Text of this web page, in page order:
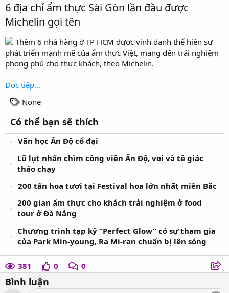
6 địa chỉ ẩm thực Sài Gòn lần đầu được
Michelin gọi tên
Thêm 6 nhà hàng ở TP HCM được vinh danh thể hiện sự
phát triển mạnh mẽ của ẩm thực Việt, mang đến trải nghiệm
phong phú cho thực khách, theo Michelin.
Đọc tiếp...
T
g
s
None
Có thể bạn sẽ thích
Văn học Ấn Độ cổ đại
Lũ lụt nhấn chìm công viên Ấn Độ, voi và tê giác
tháo chạy
200 tấn hoa tươi tại Festival hoa lớn nhất miền Bắc
200 gian ẩm thực cho khách trải nghiệm ở food
tour ở Đà Nẵng
Chương trình tạp kỹ “Perfect Glow” có sự tham gia
của Park Min-young, Ra Mi-ran chuẩn bị lên sóng
381 0 0
Bình luận